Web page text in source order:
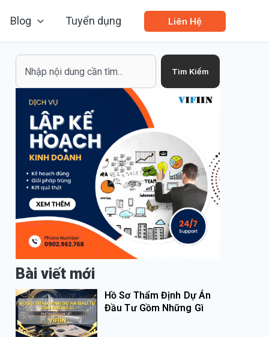
Blog Tuyển dụng Liên Hệ
Tìm Kiếm
Bài viết mới
Hồ Sơ Thẩm Định Dự Án
Đầu Tư Gồm Những Gì